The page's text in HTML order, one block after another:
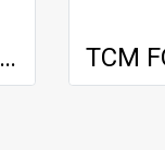
TOYOTA FORKLIFT / 5FD30 / 3.0 m